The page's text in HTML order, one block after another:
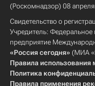
(Роскомнадзор) 08
Свидетельство о
Учредитель: Федеральное
предприятие
«Россия сегодня» (МИА
Правила использования
Политика
Правила применения